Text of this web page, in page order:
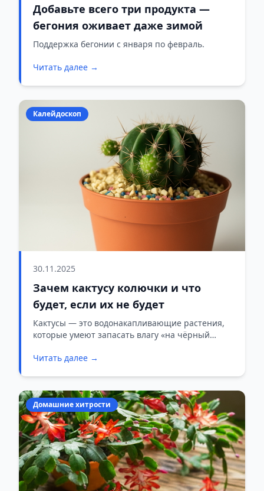
Добавьте всего три продукта —
бегония оживает даже зимой
Поддержка бегонии с января по февраль.
Читать далее →
Калейдоскоп
30.11.2025
Зачем кактусу колючки и что
будет, если их не будет
Кактусы — это водонакапливающие растения,
которые умеют запасать влагу «на чёрный
Читать далее →
Домашние хитрости